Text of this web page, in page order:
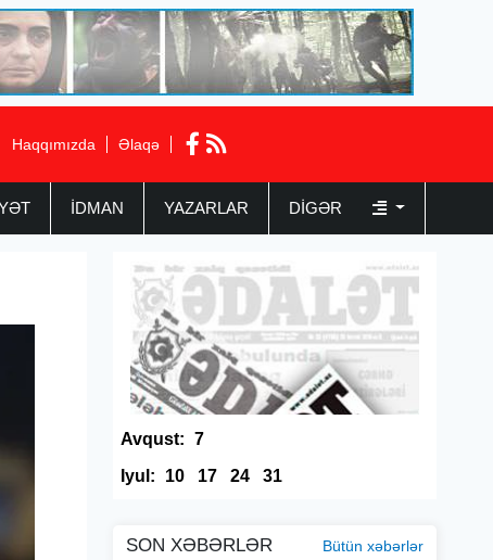
Haqqımızda Əlaqə
İDMAN YAZARLAR DIGƏR
Avqust: 7
Iyul:
10 17 24 31
SON XƏBƏRLƏR Bütün xəbərlər